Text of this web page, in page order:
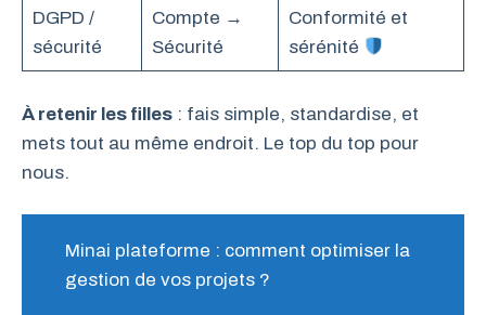
DGPD /
sécurité
Compte →
Sécurité
Conformité et
sérénité
À retenir les filles : fais simple, standardise, et
mets tout au même endroit. Le top du top pour
nous.
Minai plateforme : comment optimiser la
gestion de vos projets ?